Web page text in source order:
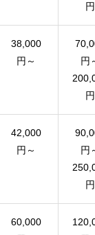
円
38,000
円～
円
円
42,000
円～
円
円
60,000